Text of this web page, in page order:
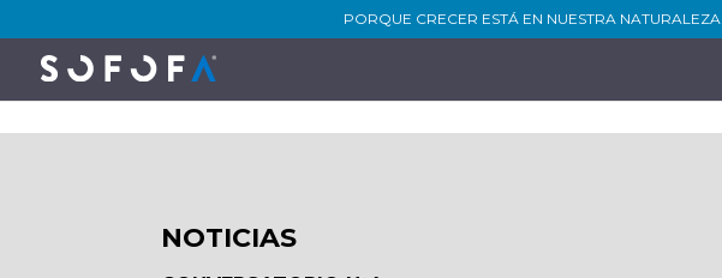
PORQUE CRECER ESTÁ EN NUESTRA NATURALEZA
NOTICIAS